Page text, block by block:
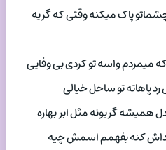
پاک میکنه وقتی که گریه
میمردم واسه تو کردی بی وفایی
رد پاهاته تو ساحل خیالی
همیشه گریونه مثل ابر بهاره
کنه بفهمم اسمش چیه